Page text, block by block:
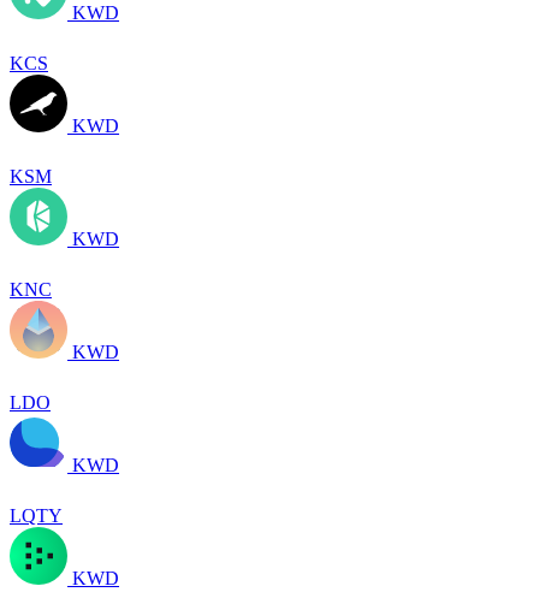
KWD
KCS
KWD
KSM
KWD
KNC
KWD
LDO
KWD
LQTY
KWD